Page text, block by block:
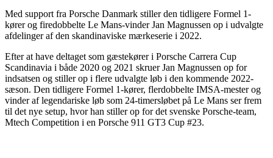
Med support fra Porsche Danmark stiller den tidligere Formel 1-
kører og firedobbelte Le Mans-vinder Jan Magnussen op i udvalgte
afdelinger af den skandinaviske mærkeserie i 2022.
Efter at have deltaget som gæstekører i Porsche Carrera Cup
Scandinavia i både 2020 og 2021 skruer Jan Magnussen op for
indsatsen og stiller op i flere udvalgte løb i den kommende 2022-
sæson. Den tidligere Formel 1-kører, flerdobbelte IMSA-mester og
vinder af legendariske løb som 24-timersløbet på Le Mans ser frem
til det nye setup, hvor han stiller op for det svenske Porsche-team,
Mtech Competition i en Porsche 911 GT3 Cup #23.